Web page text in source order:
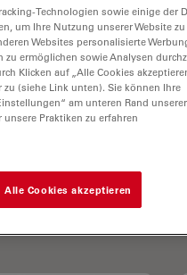
Vertriebs- und
Der
Technologien sowie einige der
um Ihre Nutzung unserer Website
Websites personalisierte
ermöglichen sowie Analysen
Klicken auf „Alle Cookies
(siehe Link unten). Sie können Ihre
am unteren Rand
Praktiken zu erfahren
Alle Cookies akzeptieren